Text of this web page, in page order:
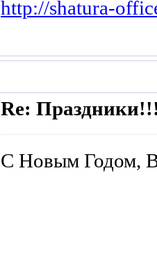
http://shatura-
Re:
С Новым Годом,